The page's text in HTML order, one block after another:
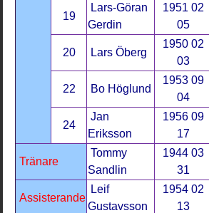
19
Lars-Göran
Gerdin
1951 02
05
20 Lars Öberg
1950 02
03
22 Bo Höglund
1953 09
04
24
Jan
Eriksson
1956 09
17
Tränare
Tommy
Sandlin
1944 03
31
Assisterande
Leif
Gustavsson
1954 02
13